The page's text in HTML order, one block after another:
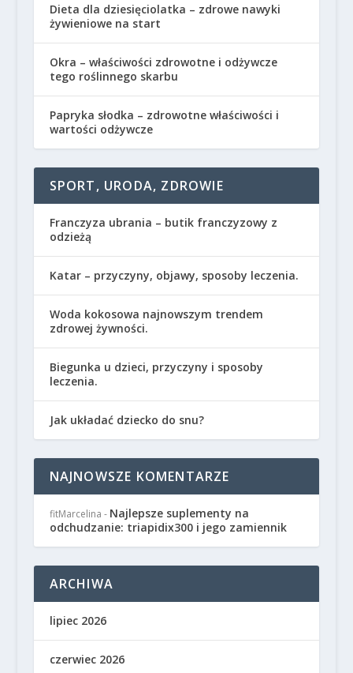
Dieta dla dziesięciolatka – zdrowe nawyki
żywieniowe na start
Okra – właściwości zdrowotne i odżywcze
tego roślinnego skarbu
Papryka słodka – zdrowotne właściwości i
wartości odżywcze
SPORT, URODA, ZDROWIE
Franczyza ubrania – butik franczyzowy z
odzieżą
Katar – przyczyny, objawy, sposoby leczenia.
Woda kokosowa najnowszym trendem
zdrowej żywności.
Biegunka u dzieci, przyczyny i sposoby
leczenia.
Jak układać dziecko do snu?
NAJNOWSZE KOMENTARZE
fitMarcelina - Najlepsze suplementy na
odchudzanie: triapidix300 i jego zamiennik
ARCHIWA
lipiec 2026
czerwiec 2026